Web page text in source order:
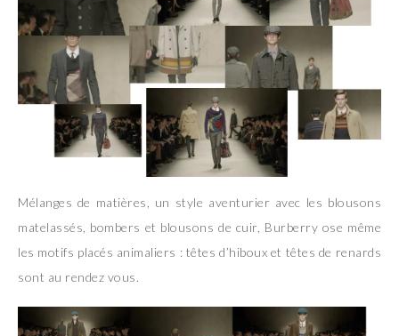
Mélanges de matières, un style aventurier avec les blousons
matelassés, bombers et blousons de cuir, Burberry ose même
les motifs placés animaliers : têtes d’hiboux et têtes de renards
sont au rendez vous.